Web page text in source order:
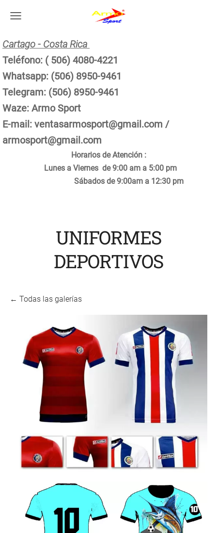
Cartago - Costa Rica
Teléfono: ( 506) 4080-4221
Whatsapp: (506) 8950-9461
Telegram: (506) 8950-9461
Waze: Armo Sport
E-mail: ventasarmosport@gmail.com /
armosport@gmail.com
Horarios de Atención :
Lunes a Viernes de 9:00 am a 5:00 pm
Sábados de 9:00am a 12:30 pm
UNIFORMES
DEPORTIVOS
Todas las galerías